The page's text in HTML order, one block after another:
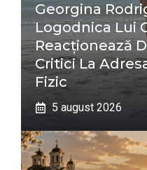
Georgina
Logodnica Lui
Reacționează
Critici La
Fizic
5 august 2026